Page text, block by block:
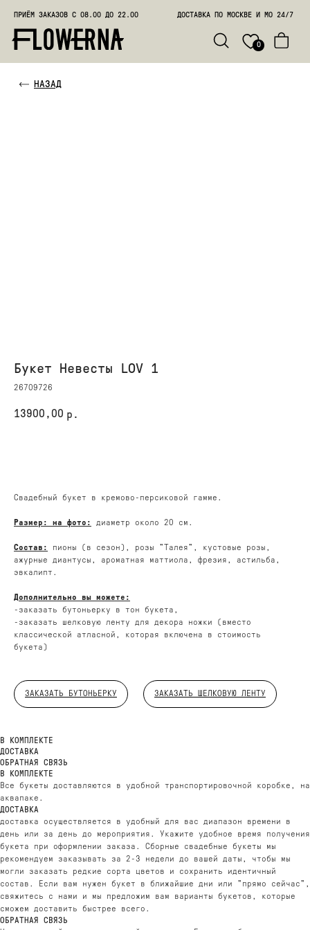
ПРИЁМ ЗАКАЗОВ С 08.00 ДО 22.00 ДОСТАВКА ПО МОСКВЕ И МО 24/7
Букет Невесты LOV 1
26709726
13900,00 р.
Свадебный букет в кремово-персиковой гамме.
Размер: на фото: диаметр около 20 см.
Состав:
пионы (в сезон), розы "Талея", кустовые розы,
ажурные диантусы, ароматная маттиола, фрезия, астильба,
эвкалипт.
Дополнительно вы можете:
-заказать бутоньерку в тон букета,
-заказать шелковую ленту для декора ножки (вместо
классической атласной, которая включена в стоимость
букета)
ЗАКАЗАТЬ БУТОНЬЕРКУ ЗАКАЗАТЬ ШЕЛКОВУЮ ЛЕНТУ
В КОМПЛЕКТЕ
ДОСТАВКА
ОБРАТНАЯ СВЯЗЬ
В КОМПЛЕКТЕ
Все букеты доставляются в удобной транспортировочной коробке, на
аквапаке.
ДОСТАВКА
доставка осуществляется в удобный для вас диапазон времени в
день или за день до мероприятия. Укажите удобное время получения
букета при оформлении заказа. Сборные свадебные букеты мы
рекомендуем заказывать за 2-3 недели до вашей даты, чтобы мы
могли заказать редкие сорта цветов и сохранить идентичный
состав. Если вам нужен букет в ближайшие дни или "прямо сейчас",
свяжитесь с нами и мы предложим вам варианты букетов, которые
сможем доставить быстрее всего.
ОБРАТНАЯ СВЯЗЬ